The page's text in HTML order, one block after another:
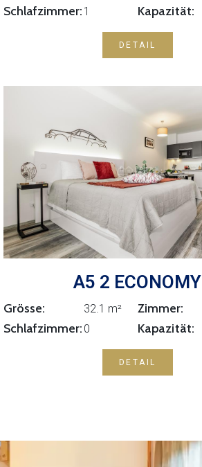
Schlafzimmer: 1 Kapazität:
DETAIL
A5 2 ECONOMY
Grösse: 32.1 m² Zimmer:
Schlafzimmer: 0 Kapazität:
DETAIL